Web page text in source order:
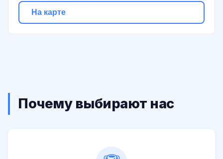
На карте
Почему выбирают нас